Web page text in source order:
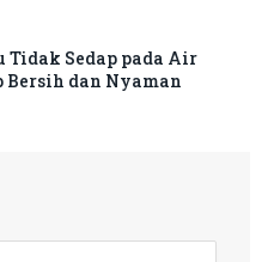
Sedap pada Air
Bersih dan Nyaman